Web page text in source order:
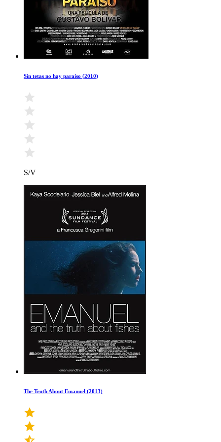
Sin tetas no hay paraíso (2010)
S/V
The Truth About Emanuel (2013)